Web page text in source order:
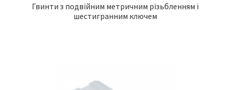
Гвинти з подвійним метричним різьбленням і
шестигранним ключем